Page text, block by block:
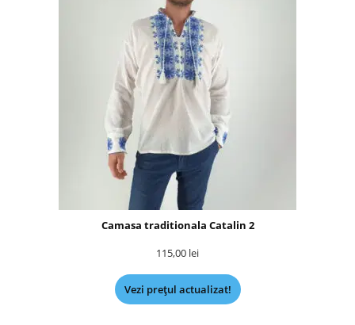
Camasa traditionala Catalin 2
115,00 lei
Vezi prețul actualizat!